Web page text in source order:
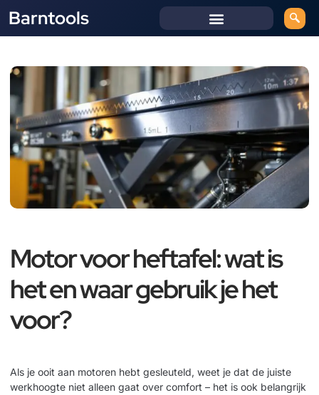
Barntools
Motor voor heftafel: wat is
het en waar gebruik je het
voor?
Als je ooit aan motoren hebt gesleuteld, weet je dat de juiste
werkhoogte niet alleen gaat over comfort – het is ook belangrijk